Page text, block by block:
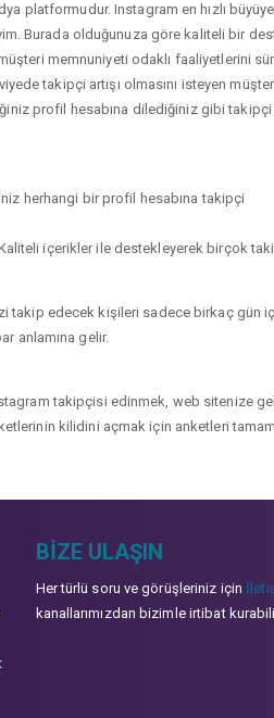
platformudur. Instagram en hızlı
Burada olduğunuza göre kaliteli bir
memnuniyeti odaklı faaliyetlerini
takipçi artışı olmasını isteyen
profil hesabına dilediğiniz gibi takipçi
herhangi bir profil hesabına takipçi
içerikler ile destekleyerek birçok
takip edecek kişileri sadece birkaç gün
anlamına gelir.
takipçisi edinmek, web sitenize
kilidini açmak için anketleri
BIZE ULAŞIN
Her türlü soru ve görüşleriniz için
kanallarımızdan bizimle irtibat